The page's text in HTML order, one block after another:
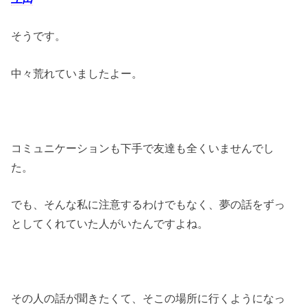
そうです。
中々荒れていましたよー。
コミュニケーションも下手で友達も全くいませんでし
た。
でも、そんな私に注意するわけでもなく、夢の話をずっ
としてくれていた人がいたんですよね。
その人の話が聞きたくて、そこの場所に行くようになっ